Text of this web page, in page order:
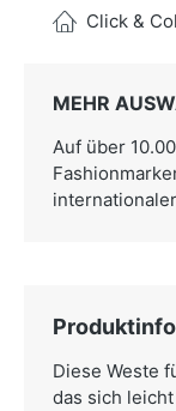
Click &
MEHR
Auf über
Diese Weste
das sich